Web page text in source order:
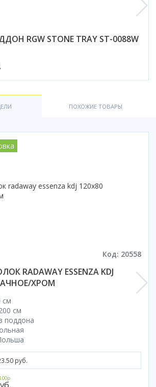
RGW STONE TRAY ST-0088W
ПОХОЖИЕ ТОВАРЫ
Код: 20558
RADAWAY ESSENZA KDJ
ХРОМ
cм
см
поддона
руб.